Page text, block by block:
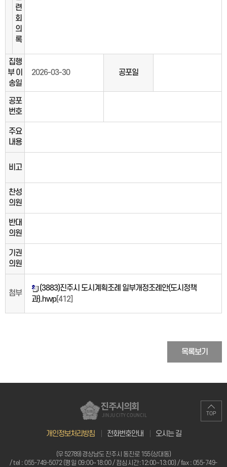
련
회
의
록
집행
부 이
송일
2026-03-30 공포일
공포
번호
주요
내용
비고
찬성
의원
반대
의원
기권
의원
첨부
(3883)진주시 도시계획조례 일부개정조례안(도시정책
과).hwp[412]
목록보기
진주시의회
JINJU CITY COUNCIL
개인정보처리방침 전화번호안내 오시는 길
(우 52789) 경상남도 진주시 동진로 155 (상대동)
/ tel :055-749-5072 (평일 09:00~18:00 / 점심시간:12:00~13:00) / fax : 055-749-
TOP